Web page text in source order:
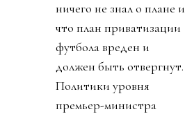
ничего не знал о плане и
что план приватизации
футбола вреден и
должен быть отвергнут.
Политики уровня
премьер-министра